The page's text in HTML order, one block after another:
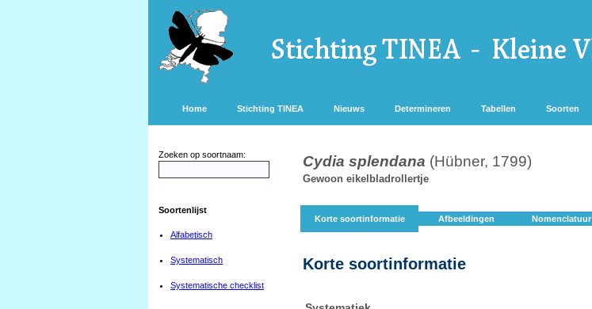
Home Stichting TINEA Nieuws Determineren Tabellen Soorten
Zoeken op soortnaam:
Soortenlijst
Alfabetisch
Systematisch
Systematische checklist
Cydia splendana (Hübner, 1799)
Gewoon eikelbladrollertje
Korte soortinformatie Afbeeldingen Nomenclatuur
Korte soortinformatie